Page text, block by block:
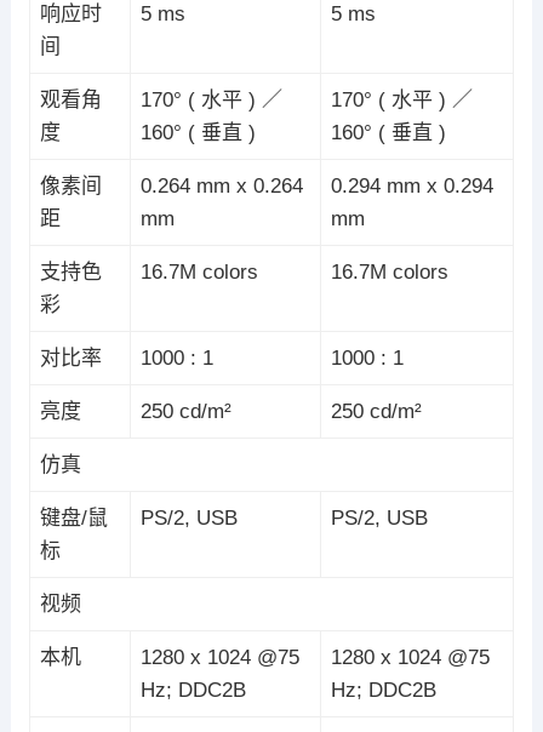
响应时
间
5 ms 5 ms
观看角
度
170° ( 水平 ) ／
160° ( 垂直 )
170° ( 水平 ) ／
160° ( 垂直 )
像素间
距
0.264 mm x 0.264
mm
0.294 mm x 0.294
mm
支持色
彩
16.7M colors 16.7M colors
对比率 1000 : 1 1000 : 1
亮度 250 cd/m² 250 cd/m²
仿真
键盘/鼠
标
PS/2, USB PS/2, USB
视频
本机
1280 x 1024 @75
Hz; DDC2B
1280 x 1024 @75
Hz; DDC2B